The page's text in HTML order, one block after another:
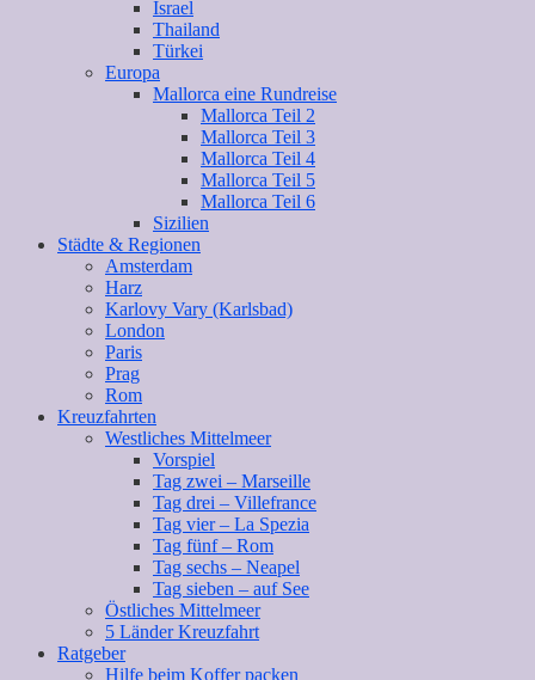
Israel
Thailand
Türkei
Europa
Mallorca eine Rundreise
Mallorca Teil 2
Mallorca Teil 3
Mallorca Teil 4
Mallorca Teil 5
Mallorca Teil 6
Sizilien
Städte & Regionen
Amsterdam
Harz
Karlovy Vary (Karlsbad)
London
Paris
Prag
Rom
Kreuzfahrten
Westliches Mittelmeer
Vorspiel
Tag zwei – Marseille
Tag drei – Villefrance
Tag vier – La Spezia
Tag fünf – Rom
Tag sechs – Neapel
Tag sieben – auf See
Östliches Mittelmeer
5 Länder Kreuzfahrt
Ratgeber
Hilfe beim Koffer packen